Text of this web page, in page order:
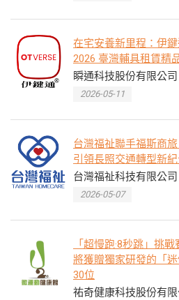
在宅安養新里程：伊
2026 臺灣輔具租賃精
瞬通科技股份有限公司
2026-05-11
台灣福祉聯手福斯商
引領長照交通轉型新
台灣福祉科技有限公司
2026-05-07
「超慢跑·8秒跳」挑
將獲贈獨家研發的「
30位
祐奇健康科技股份有限